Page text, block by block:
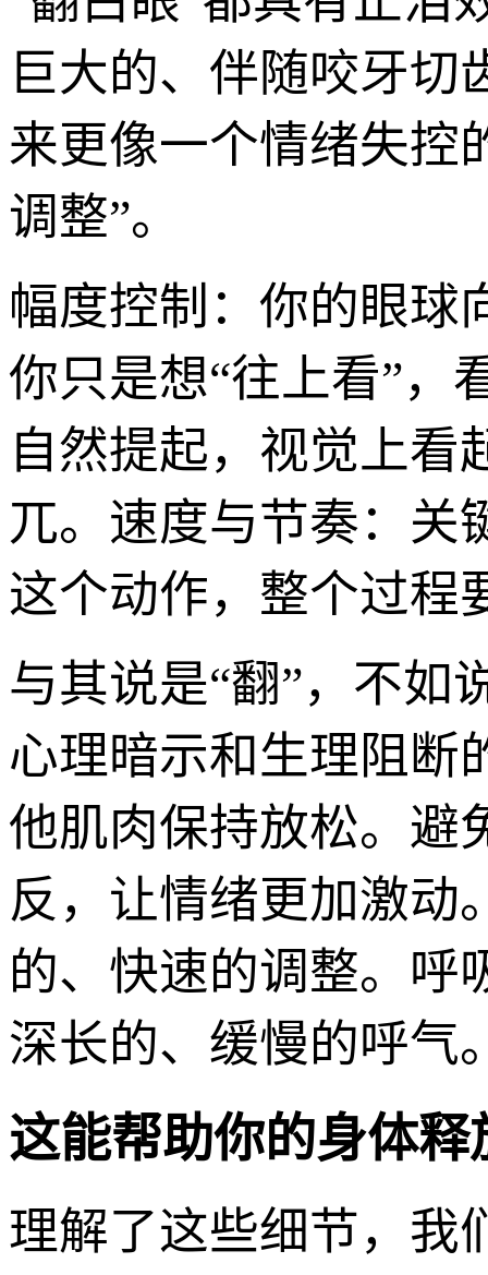
巨大的、伴随咬牙切
来更像一个情绪失控
调整”。
幅度控制：你的眼球
你只是想“往上看”，
自然提起，视觉上看
兀。速度与节奏：关
这个动作，整个过程
与其说是“翻”，不如
心理暗示和生理阻断
他肌肉保持放松。避
反，让情绪更加激动
的、快速的调整。呼
深长的、缓慢的呼气
这能帮助你的身体
理解了这些细节，我